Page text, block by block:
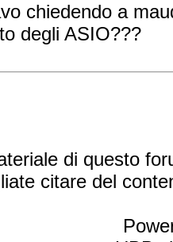
chiedendo a
degli ASIO???
di questo
citare del